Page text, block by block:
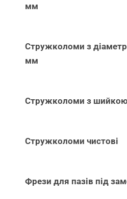
мм
Стружколоми з
мм
Стружколоми з
Стружколоми чистові
Фрези для пазів під